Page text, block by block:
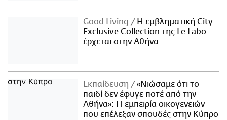
Good Living
Η εμβληματική City
Exclusive Collection της Le Labo
έρχεται στην Αθήνα
Εκπαίδευση
«Νιώσαμε ότι το
παιδί δεν έφυγε ποτέ από την
Αθήνα»: Η εμπειρία οικογενειών
που επέλεξαν σπουδές στην Κύπρο